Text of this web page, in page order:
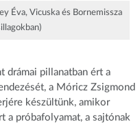
Éva, Vicuska és Bornemissza
drámai pillanatban ért a
a Móricz Zsigmond
készültünk, amikor
a próbafolyamat, a sajtónak